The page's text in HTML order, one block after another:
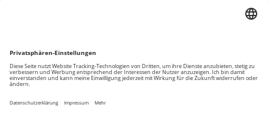
Entfeuchtungsleistung berechnen
Kapazitätsberechnung für Luftreiniger
Klimatisierungsleistung berechnen
Ventilationsleistung berechnen